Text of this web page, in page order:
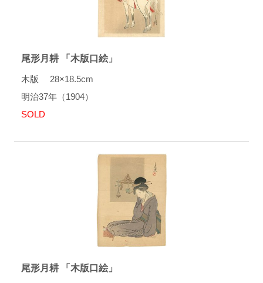
尾形月耕 「木版口絵」
木版 28×18.5cm
明治37年（1904）
SOLD
尾形月耕 「木版口絵」